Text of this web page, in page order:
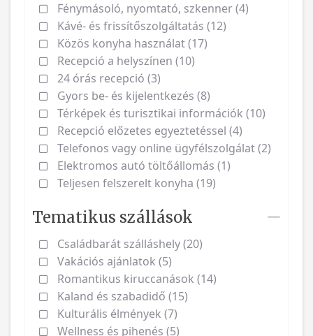
Fénymásoló, nyomtató, szkenner (4)
Kávé- és frissítőszolgáltatás (12)
Közös konyha használat (17)
Recepció a helyszínen (10)
24 órás recepció (3)
Gyors be- és kijelentkezés (8)
Térképek és turisztikai információk (10)
Recepció előzetes egyeztetéssel (4)
Telefonos vagy online ügyfélszolgálat (2)
Elektromos autó töltőállomás (1)
Teljesen felszerelt konyha (19)
Tematikus szállások
Családbarát szálláshely (20)
Vakációs ajánlatok (5)
Romantikus kiruccanások (14)
Kaland és szabadidő (15)
Kulturális élmények (7)
Wellness és pihenés (5)